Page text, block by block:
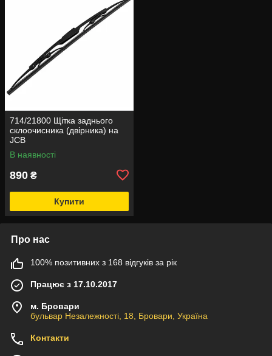
714/21800 Щітка заднього
склоочисника (двірника) на
JCB
В наявності
890 ₴
Купити
Про нас
100% позитивних з 168 відгуків за рік
Працює з 17.10.2017
м. Бровари
бульвар Незалежності, 18, Бровари, Україна
Контакти